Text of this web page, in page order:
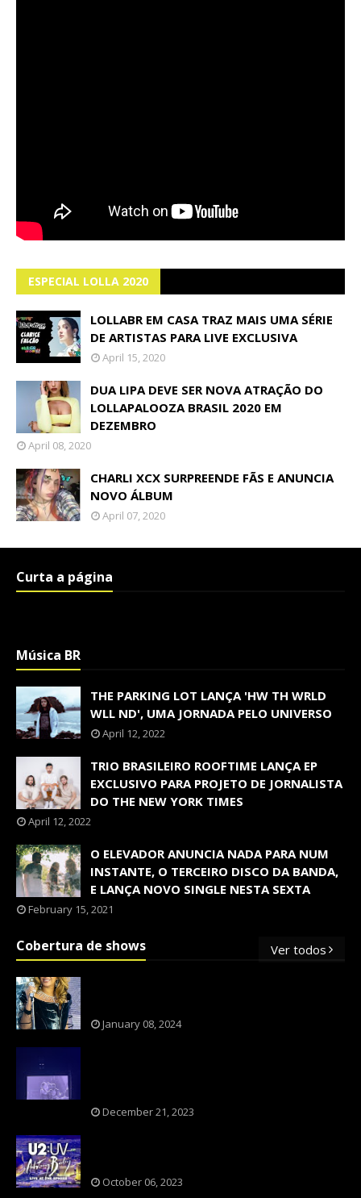
ESPECIAL LOLLA 2020
LOLLABR EM CASA TRAZ MAIS UMA SÉRIE
DE ARTISTAS PARA LIVE EXCLUSIVA
April 15, 2020
DUA LIPA DEVE SER NOVA ATRAÇÃO DO
LOLLAPALOOZA BRASIL 2020 EM
DEZEMBRO
April 08, 2020
CHARLI XCX SURPREENDE FÃS E ANUNCIA
NOVO ÁLBUM
April 07, 2020
Curta a página
Música BR
THE PARKING LOT LANÇA 'HW TH WRLD
WLL ND', UMA JORNADA PELO UNIVERSO
April 12, 2022
TRIO BRASILEIRO ROOFTIME LANÇA EP
EXCLUSIVO PARA PROJETO DE JORNALISTA
DO THE NEW YORK TIMES
April 12, 2022
O ELEVADOR ANUNCIA NADA PARA NUM
INSTANTE, O TERCEIRO DISCO DA BANDA,
E LANÇA NOVO SINGLE NESTA SEXTA
February 15, 2021
Cobertura de shows Ver todos
January 08, 2024
December 21, 2023
October 06, 2023